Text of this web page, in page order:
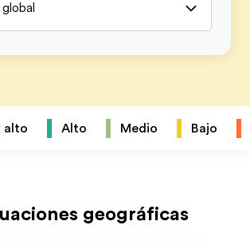
alto Alto Medio Bajo
geográficas